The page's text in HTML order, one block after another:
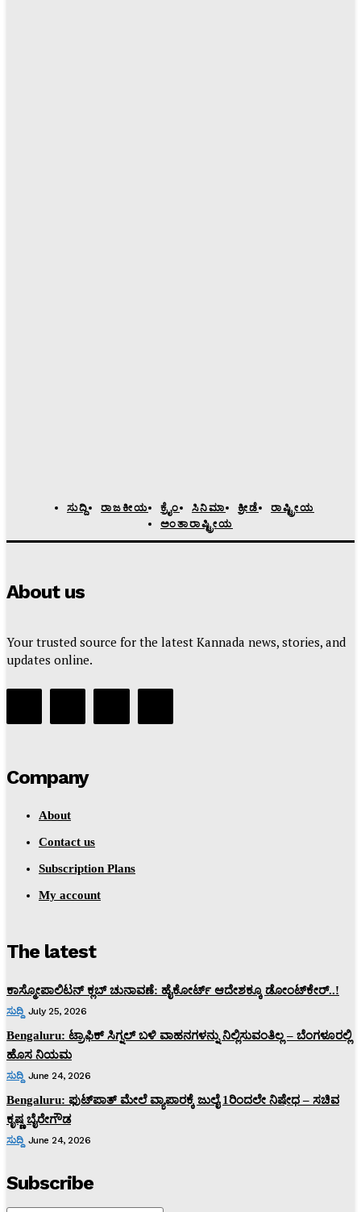
ಸುದ್ದಿ ರಾಜಕೀಯ ಕ್ರೈಂ ಸಿನಿಮಾ ಕ್ರೀಡೆ
ರಾಷ್ಟ್ರೀಯ
ಅಂತಾರಾಷ್ಟ್ರೀಯ
About us
Your trusted source for the latest Kannada news, stories, and
updates online.
Company
About
Contact us
Subscription Plans
My account
The latest
ಕಾಸ್ಮೋಪಾಲಿಟನ್‌ ಕ್ಲಬ್‌ ಚುನಾವಣೆ: ಹೈಕೋರ್ಟ್‌ ಆದೇಶಕ್ಕೂ ಡೋಂಟ್‌ಕೇರ್‌..!
ಸುದ್ದಿ July 25, 2026
Bengaluru: ಟ್ರಾಫಿಕ್‌ ಸಿಗ್ನಲ್‌ ಬಳಿ ವಾಹನಗಳನ್ನು ನಿಲ್ಲಿಸುವಂತಿಲ್ಲ – ಬೆಂಗಳೂರಲ್ಲಿ
ಹೊಸ ನಿಯಮ
ಸುದ್ದಿ June 24, 2026
Bengaluru: ಫುಟ್‌ಪಾತ್‌ ಮೇಲೆ ವ್ಯಾಪಾರಕ್ಕೆ ಜುಲೈ 1ರಿಂದಲೇ ನಿಷೇಧ – ಸಚಿವ
ಕೃಷ್ಣ ಬೈರೇಗೌಡ
ಸುದ್ದಿ June 24, 2026
Subscribe